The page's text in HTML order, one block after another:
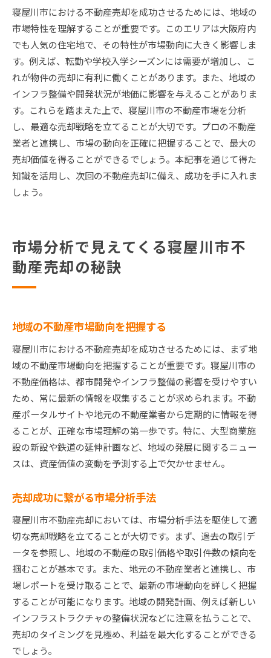
寝屋川市における不動産売却を成功させるためには、地域の
市場特性を理解することが重要です。このエリアは大阪府内
でも人気の住宅地で、その特性が市場動向に大きく影響しま
す。例えば、転勤や学校入学シーズンには需要が増加し、こ
れが物件の売却に有利に働くことがあります。また、地域の
インフラ整備や開発状況が地価に影響を与えることがありま
す。これらを踏まえた上で、寝屋川市の不動産市場を分析
し、最適な売却戦略を立てることが大切です。プロの不動産
業者と連携し、市場の動向を正確に把握することで、最大の
売却価値を得ることができるでしょう。本記事を通じて得た
知識を活用し、次回の不動産売却に備え、成功を手に入れま
しょう。
市場分析で見えてくる寝屋川市不
動産売却の秘訣
地域の不動産市場動向を把握する
寝屋川市における不動産売却を成功させるためには、まず地
域の不動産市場動向を把握することが重要です。寝屋川市の
不動産価格は、都市開発やインフラ整備の影響を受けやすい
ため、常に最新の情報を収集することが求められます。不動
産ポータルサイトや地元の不動産業者から定期的に情報を得
ることが、正確な市場理解の第一歩です。特に、大型商業施
設の新設や鉄道の延伸計画など、地域の発展に関するニュー
スは、資産価値の変動を予測する上で欠かせません。
売却成功に繋がる市場分析手法
寝屋川市不動産売却においては、市場分析手法を駆使して適
切な売却戦略を立てることが大切です。まず、過去の取引デ
ータを参照し、地域の不動産の取引価格や取引件数の傾向を
掴むことが基本です。また、地元の不動産業者と連携し、市
場レポートを受け取ることで、最新の市場動向を詳しく把握
することが可能になります。地域の開発計画、例えば新しい
インフラストラクチャの整備状況などに注意を払うことで、
売却のタイミングを見極め、利益を最大化することができる
でしょう。